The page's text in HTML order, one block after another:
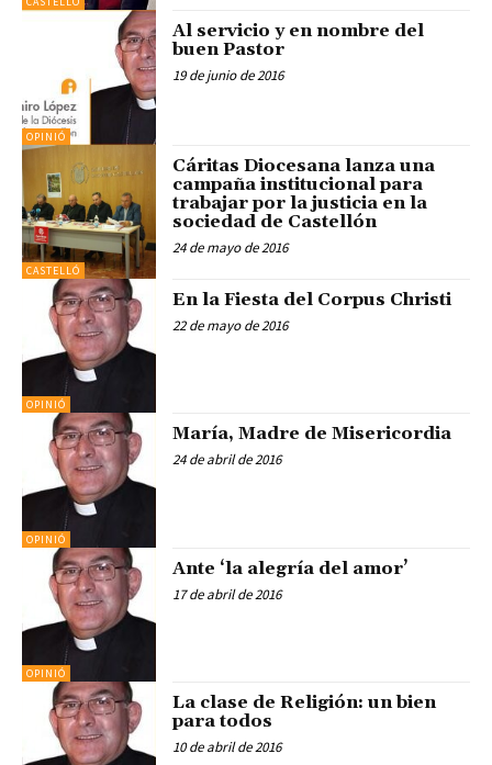
OPINIÓ
Al servicio y en nombre del
buen Pastor
19 de junio de 2016
CASTELLÓ
Cáritas Diocesana lanza una
campaña institucional para
trabajar por la justicia en la
sociedad de Castellón
24 de mayo de 2016
OPINIÓ
En la Fiesta del Corpus Christi
22 de mayo de 2016
OPINIÓ
María, Madre de Misericordia
24 de abril de 2016
OPINIÓ
Ante ‘la alegría del amor’
17 de abril de 2016
La clase de Religión: un bien
para todos
10 de abril de 2016